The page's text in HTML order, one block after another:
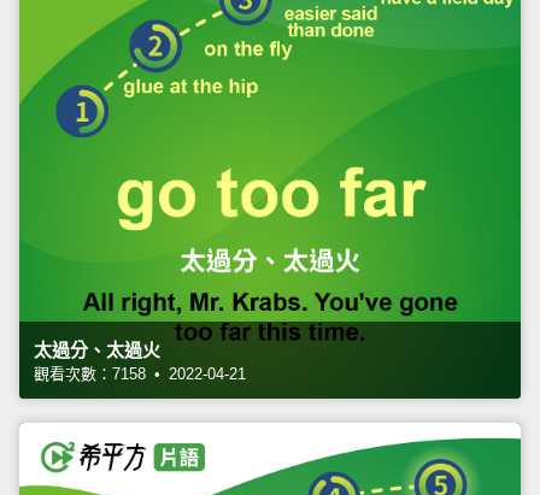
太過分、太過火
觀看次數：7158 • 2022-04-21